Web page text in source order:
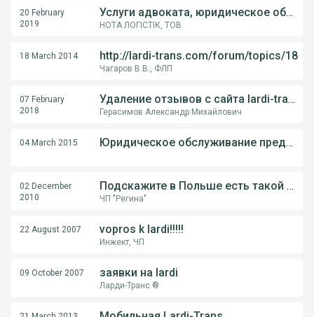
20 February
2019
Услуги адвоката, юридическое обслуживание
НОТА ЛОГІСТІК, ТОВ
18 March 2014 http://lardi-trans.com/forum/topics/18
Чагаров В.В., ФЛП
07 February
2018
Удаление отзывов с сайта lardi-trans.com
Герасимов Александр Михайлович
04 March 2015 Юридическое обслуживание предпринимателей по Антикризисным ценам.
02 December
2010
Подскажите в Польше есть такой сайт как lardi-trans.com, для поиска грузов и транспорта, и какой?
ЧП "Регина"
22 August 2007 vopros k lardi!!!!!
Инжект, ЧП
09 October 2007 заявки на lardi
Ларди-Транс ®